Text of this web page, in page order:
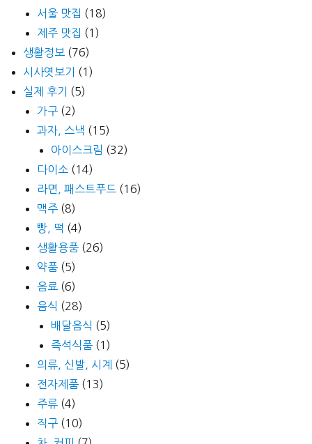
서울 맛집 (18)
제주 맛집 (1)
생활정보 (76)
시사엿보기
(1)
실제 후기
(5)
가구 (2)
과자, 스낵 (15)
아이스크림 (32)
다이소 (14)
라면, 패스트푸드 (16)
맥주 (8)
빵, 떡 (4)
생활용품 (26)
약품 (5)
음료 (6)
음식 (28)
배달음식 (5)
즉석식품 (1)
의류, 신발, 시계
(5)
전자제품 (13)
주류 (4)
직구 (10)